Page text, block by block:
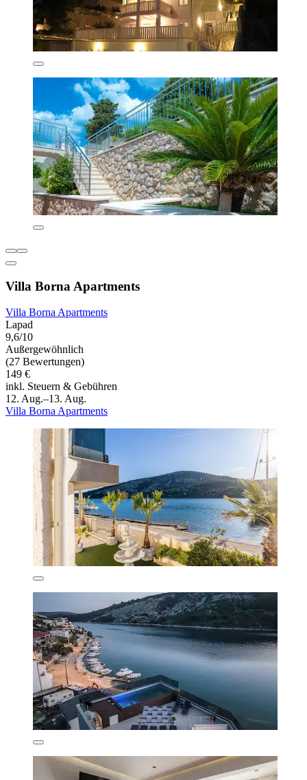
Villa Borna Apartments
Villa Borna Apartments
Lapad
9,6/10
Außergewöhnlich
(27 Bewertungen)
149 €
inkl. Steuern & Gebühren
12. Aug.–13. Aug.
Villa Borna Apartments